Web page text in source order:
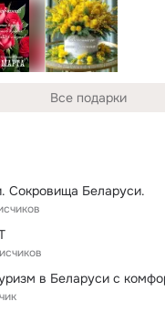
Все подарки
Сокровища Беларуси.
в Беларуси с